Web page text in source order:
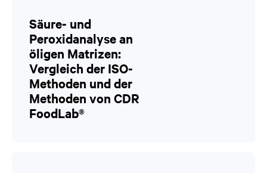
Säure- und
Peroxidanalyse an
öligen Matrizen:
Vergleich der ISO-
Methoden und der
Methoden von CDR
FoodLab®